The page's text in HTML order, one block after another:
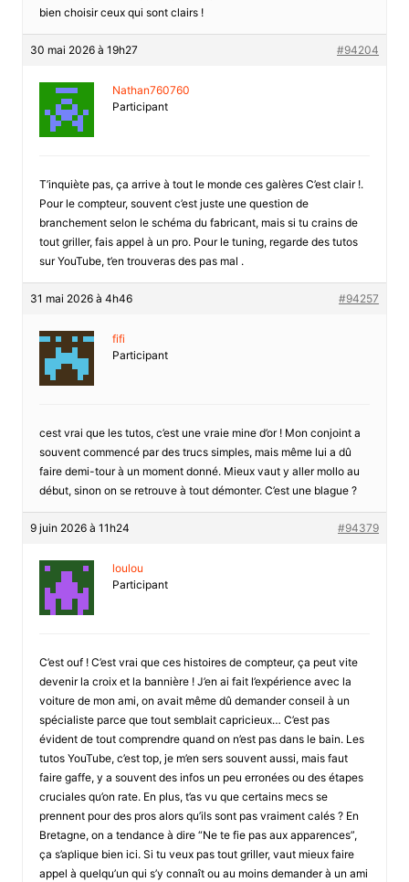
bien choisir ceux qui sont clairs !
30 mai 2026 à 19h27 #94204
Nathan760760
Participant
T’inquiète pas, ça arrive à tout le monde ces galères C’est clair !.
Pour le compteur, souvent c’est juste une question de
branchement selon le schéma du fabricant, mais si tu crains de
tout griller, fais appel à un pro. Pour le tuning, regarde des tutos
sur YouTube, t’en trouveras des pas mal .
31 mai 2026 à 4h46 #94257
fifi
Participant
cest vrai que les tutos, c’est une vraie mine d’or ! Mon conjoint a
souvent commencé par des trucs simples, mais même lui a dû
faire demi-tour à un moment donné. Mieux vaut y aller mollo au
début, sinon on se retrouve à tout démonter. C’est une blague ?
9 juin 2026 à 11h24 #94379
loulou
Participant
C’est ouf ! C’est vrai que ces histoires de compteur, ça peut vite
devenir la croix et la bannière ! J’en ai fait l’expérience avec la
voiture de mon ami, on avait même dû demander conseil à un
spécialiste parce que tout semblait capricieux… C’est pas
évident de tout comprendre quand on n’est pas dans le bain. Les
tutos YouTube, c’est top, je m’en sers souvent aussi, mais faut
faire gaffe, y a souvent des infos un peu erronées ou des étapes
cruciales qu’on rate. En plus, t’as vu que certains mecs se
prennent pour des pros alors qu’ils sont pas vraiment calés ? En
Bretagne, on a tendance à dire “Ne te fie pas aux apparences”,
ça s’aplique bien ici. Si tu veux pas tout griller, vaut mieux faire
appel à quelqu’un qui s’y connaît ou au moins demander à un ami